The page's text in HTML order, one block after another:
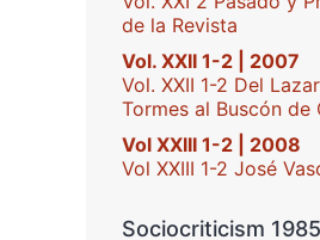
de la Revista
Vol. XXII 1-2 | 2007
Vol. XXII 1-2 Del
Tormes al Buscón de
Vol XXIII 1-2 | 2008
Vol XXIII 1-2 José
Sociocriticism